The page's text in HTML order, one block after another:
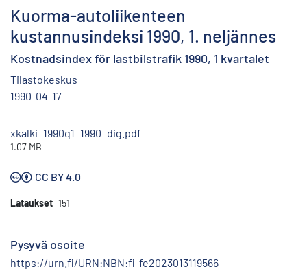
Kuorma-autoliikenteen
kustannusindeksi 1990, 1. neljännes
Kostnadsindex för lastbilstrafik 1990, 1 kvartalet
Tilastokeskus
1990-04-17
xkalki_1990q1_1990_dig.pdf
1.07 MB
CC BY 4.0
Lataukset 151
Pysyvä osoite
https://urn.fi/URN:NBN:fi-fe2023013119566